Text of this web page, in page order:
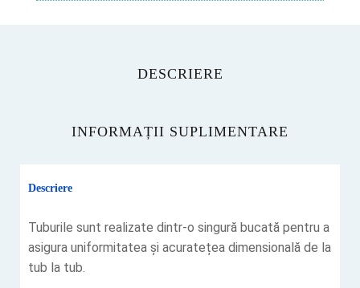
DESCRIERE
INFORMAȚII SUPLIMENTARE
Descriere
Tuburile sunt realizate dintr-o singură bucată pentru a
asigura uniformitatea și acuratețea dimensională de la
tub la tub.